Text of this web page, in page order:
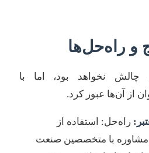
و راه‌حل‌ها
چالش نخواهد بود، اما با
از آن‌ها عبور کرد.
راه‌حل: استفاده از
با متخصصین صنعت